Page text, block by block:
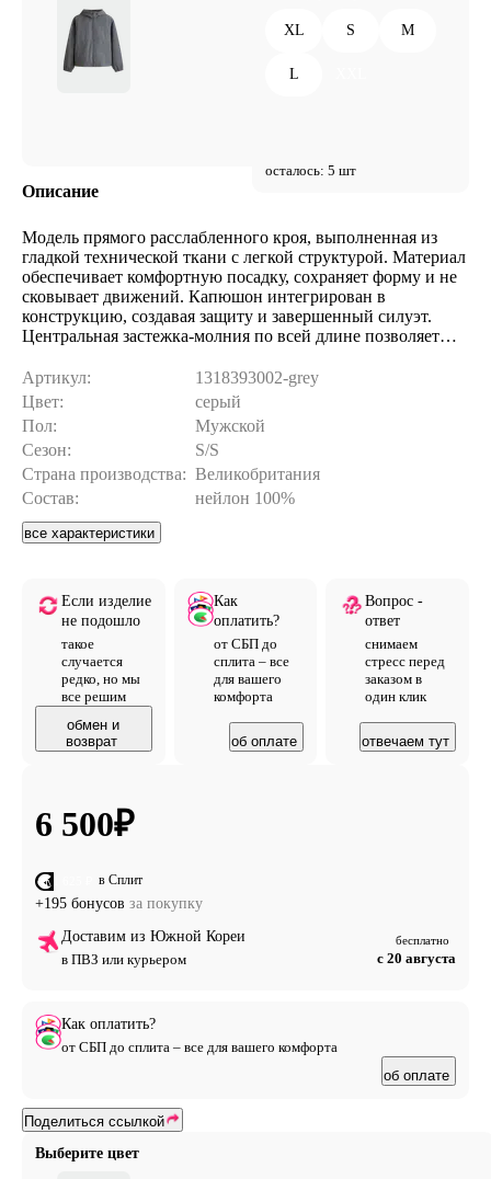
XL S M
L
осталось: 5 шт
Описание
Модель прямого расслабленного кроя, выполненная из
гладкой технической ткани с легкой структурой. Материал
обеспечивает комфортную посадку, сохраняет форму и не
сковывает движений. Капюшон интегрирован в
конструкцию, создавая защиту и завершенный силуэт.
Центральная застежка-молния по всей длине позволяет
резинке надежно фиксируют рукава. Горизонтальная
кокетка на груди добавляет структурности лаконичному
дизайну. Минималистичный крой без лишних деталей
делает куртку универсальным верхним слоем для
повседневных комплектов. Отлично комбинируется с
базовыми футболками, свитшотами и брюками прямого
кроя.
Артикул:
1318393002-grey
Цвет:
серый
Пол:
Мужской
Сезон:
S/S
Страна производства: Великобритания
Состав:
нейлон 100%
все характеристики
Если изделие
не подошло
такое
случается
редко, но мы
все решим
обмен и
возврат
Как
оплатить?
от СБП до
сплита – все
для вашего
комфорта
об оплате
Вопрос -
ответ
снимаем
стресс перед
заказом в
один клик
отвечаем тут
Выберите цвет
6 500₽
от 1 625 ₽ в Сплит
+195 бонусов за покупку
Доставим из Южной Кореи
в ПВЗ или курьером
бесплатно
с 20 августа
Как оплатить?
от СБП до сплита – все для вашего комфорта
об оплате
Поделиться ссылкой